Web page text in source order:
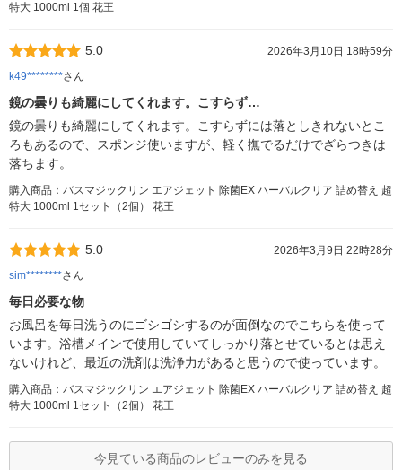
特大 1000ml 1個 花王
5.0
2026年3月10日 18時59分
k49********さん
鏡の曇りも綺麗にしてくれます。こすらず…
鏡の曇りも綺麗にしてくれます。こすらずには落としきれないとこ
ろもあるので、スポンジ使いますが、軽く撫でるだけでざらつきは
落ちます。
購入商品：バスマジックリン エアジェット 除菌EX ハーバルクリア 詰め替え 超
特大 1000ml 1セット（2個） 花王
5.0
2026年3月9日 22時28分
sim********さん
毎日必要な物
お風呂を毎日洗うのにゴシゴシするのが面倒なのでこちらを使って
います。浴槽メインで使用していてしっかり落とせているとは思え
ないけれど、最近の洗剤は洗浄力があると思うので使っています。
購入商品：バスマジックリン エアジェット 除菌EX ハーバルクリア 詰め替え 超
特大 1000ml 1セット（2個） 花王
今見ている商品のレビューのみを見る